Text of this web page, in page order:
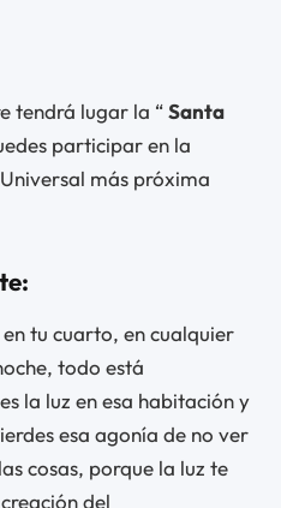
tendrá lugar la “Santa
participar en la
más próxima
tu cuarto, en cualquier
todo está
la luz en esa habitación y
esa agonía de no ver
cosas, porque la luz te
del